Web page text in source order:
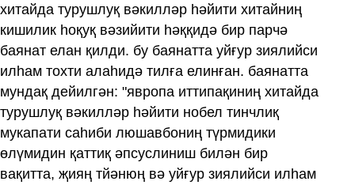
хитайда турушлуқ вәкилләр һәйити хитайниң
кишилик һоқуқ вәзийити һәққидә бир парчә
баянат елан қилди. бу баянатта уйғур зиялийси
илһам тохти алаһидә тилға елинған. баянатта
мундақ дейилгән: "явропа иттипақиниң хитайда
турушлуқ вәкилләр һәйити нобел тинчлиқ
мукапати саһиби люшавбониң түрмидики
өлүмидин қаттиқ әпсуслиниш билән бир
вақитта, җияң тйәнюң вә уйғур зиялийси илһам